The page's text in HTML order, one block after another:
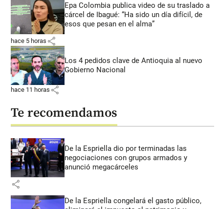
Epa Colombia publica video de su traslado a
cárcel de Ibagué: “Ha sido un día difícil, de
esos que pesan en el alma”
hace 5 horas share
Los 4 pedidos clave de Antioquia al nuevo
Gobierno Nacional
hace 11 horas share
Te recomendamos
De la Espriella dio por terminadas las
negociaciones con grupos armados y
anunció megacárceles
share
De la Espriella congelará el gasto público,